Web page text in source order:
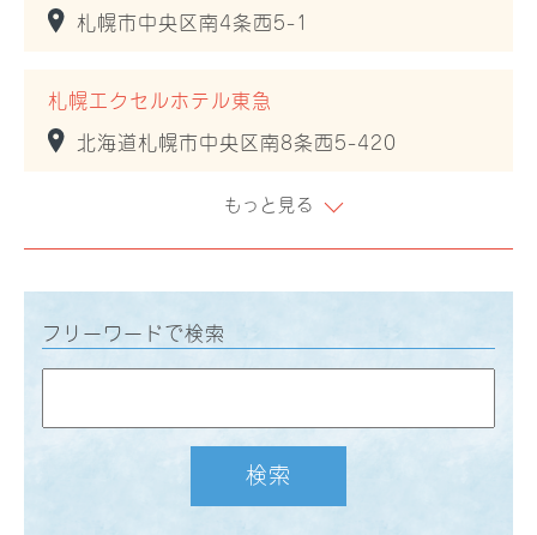
札幌市中央区南4条西5-1
札幌エクセルホテル東急
北海道札幌市中央区南8条西5-420
もっと見る
フリーワードで検索
検索